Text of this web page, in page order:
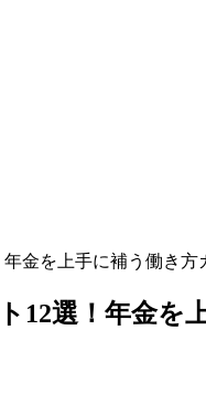
金を上手に補う働き方
12選！年金を